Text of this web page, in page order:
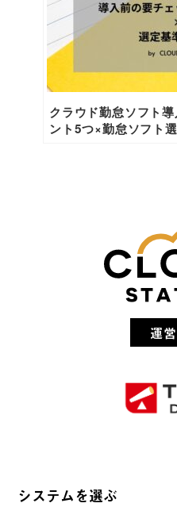
クラウド勤怠ソフト
ント5つ×勤怠ソフト
運
システムを選ぶ